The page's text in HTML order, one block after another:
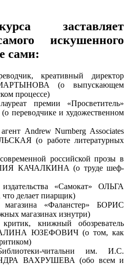
заставляет
искушенного
сами:
креативный директор
(о выпускающем
процессе)
премии «Просветитель»
и художественном
Andrew Nurnberg Associates
(о работе литературных
российской прозы в
КАЧАЛКИНА (о труде шеф-
«Самокат» ОЛЬГА
делает пиарщик)
магазина «Фаланстер» БОРИС
магазинах изнутри)
книжный обозреватель
ГАЛИНА ЮЗЕФОВИЧ (о том, как
читальни им. И.С.
ВАХРУШЕВА (обо всем и